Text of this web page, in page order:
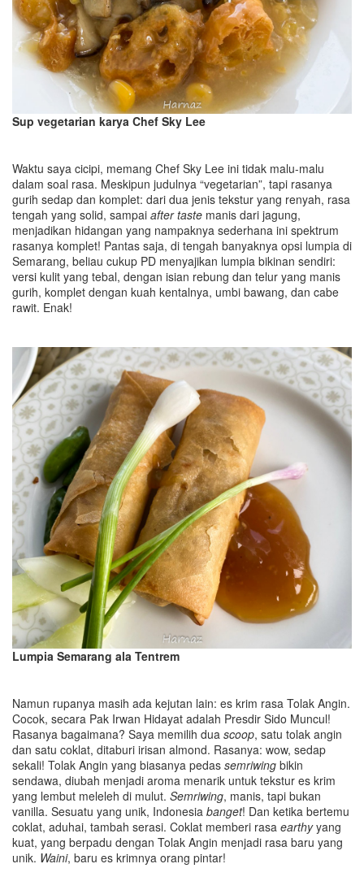
Sup vegetarian karya Chef Sky Lee
Waktu saya cicipi, memang Chef Sky Lee ini tidak malu-malu
dalam soal rasa. Meskipun judulnya “vegetarian”, tapi rasanya
gurih sedap dan komplet: dari dua jenis tekstur yang renyah, rasa
tengah yang solid, sampai after taste manis dari jagung,
menjadikan hidangan yang nampaknya sederhana ini spektrum
rasanya komplet! Pantas saja, di tengah banyaknya opsi lumpia di
Semarang, beliau cukup PD menyajikan lumpia bikinan sendiri:
versi kulit yang tebal, dengan isian rebung dan telur yang manis
gurih, komplet dengan kuah kentalnya, umbi bawang, dan cabe
rawit. Enak!
Lumpia Semarang ala Tentrem
Namun rupanya masih ada kejutan lain: es krim rasa Tolak Angin.
Cocok, secara Pak Irwan Hidayat adalah Presdir Sido Muncul!
Rasanya bagaimana? Saya memilih dua scoop, satu tolak angin
dan satu coklat, ditaburi irisan almond. Rasanya: wow, sedap
sekali! Tolak Angin yang biasanya pedas semriwing bikin
sendawa, diubah menjadi aroma menarik untuk tekstur es krim
yang lembut meleleh di mulut. Semriwing, manis, tapi bukan
vanilla. Sesuatu yang unik, Indonesia banget! Dan ketika bertemu
coklat, aduhai, tambah serasi. Coklat memberi rasa earthyyang
kuat, yang berpadu dengan Tolak Angin menjadi rasa baru yang
unik. Waini, baru es krimnya orang pintar!